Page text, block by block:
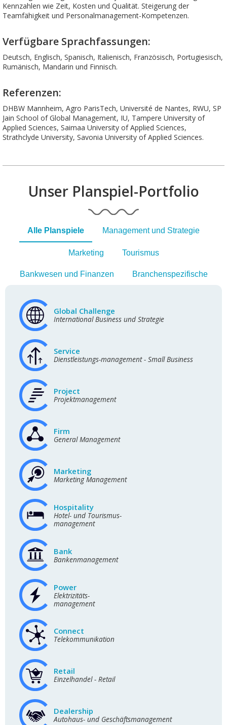
Kennzahlen wie Zeit, Kosten und Qualität. Steigerung der
Teamfähigkeit und Personalmanagement-Kompetenzen.
Verfügbare Sprachfassungen:
Deutsch, Englisch, Spanisch, Italienisch, Französisch, Portugiesisch,
Rumänisch, Mandarin und Finnisch.
Referenzen:
DHBW Mannheim, Agro ParisTech, Université de Nantes, RWU, SP
Jain School of Global Management, IU, Tampere University of
Applied Sciences, Saimaa University of Applied Sciences,
Strathclyde University, Savonia University of Applied Sciences.
Unser Planspiel-Portfolio
Alle Planspiele Management und Strategie
Marketing Tourismus
Bankwesen und Finanzen Branchenspezifische
Global Challenge
International Business und Strategie
Service
Dienstleistungs-management - Small Business
Project
Projektmanagement
Firm
General Management
Marketing
Marketing Management
Hospitality
Hotel- und Tourismus-
management
Bank
Bankenmanagement
Power
Elektrizitäts-
management
Connect
Telekommunikation
Retail
Einzelhandel - Retail
Dealership
Autohaus- und Geschäftsmanagement